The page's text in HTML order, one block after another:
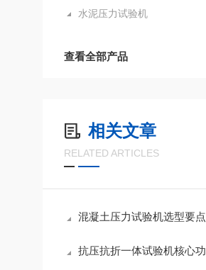
水泥压力试验机
查看全部产品
相关文章
RELATED ARTICLES
混凝土压力试验机选型要点
抗压抗折一体试验机核心功能解析